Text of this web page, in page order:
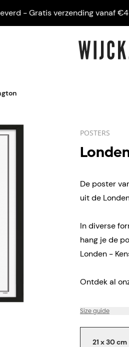
Gratis verzending vanaf €45
POSTERS
De poster
uit de
In diverse
hang je de
Londen -
Ontdek al
Size guide
21 x 30 cm